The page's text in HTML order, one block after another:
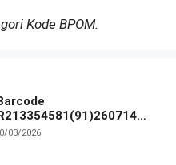
Kode BPOM.
BPOM
03/2026